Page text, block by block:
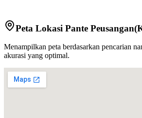
Peta Lokasi Pante Peusangan
Menampilkan peta berdasarkan pencarian
akurasi yang optimal.